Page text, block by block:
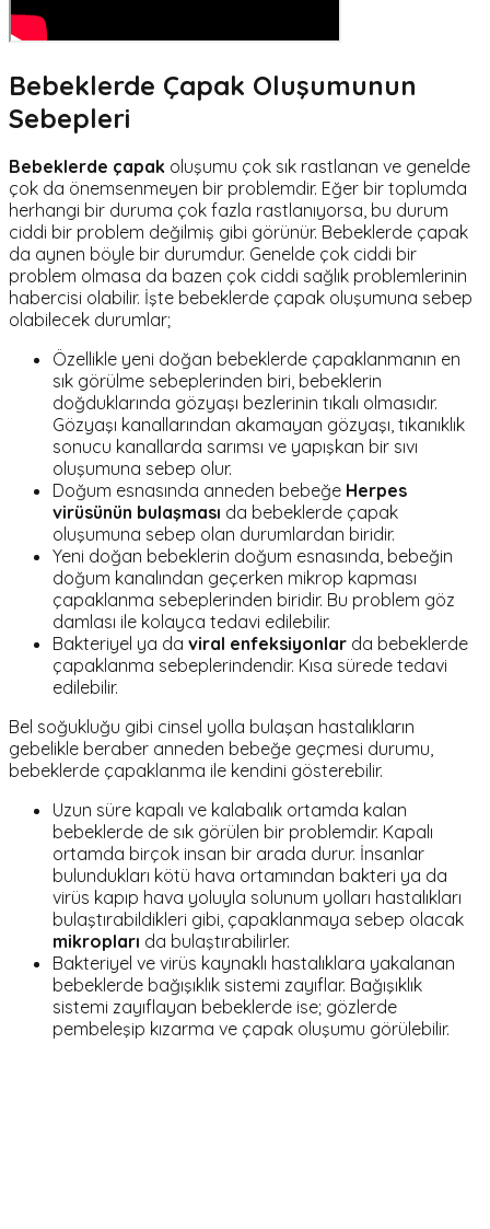
Bebeklerde Çapak Oluşumunun
Sebepleri
Bebeklerde çapak oluşumu çok sık rastlanan ve genelde
çok da önemsenmeyen bir problemdir. Eğer bir toplumda
herhangi bir duruma çok fazla rastlanıyorsa, bu durum
ciddi bir problem değilmiş gibi görünür. Bebeklerde çapak
da aynen böyle bir durumdur. Genelde çok ciddi bir
problem olmasa da bazen çok ciddi sağlık problemlerinin
habercisi olabilir. İşte bebeklerde çapak oluşumuna sebep
olabilecek durumlar;
Özellikle yeni doğan bebeklerde çapaklanmanın en
sık görülme sebeplerinden biri, bebeklerin
doğduklarında gözyaşı bezlerinin tıkalı olmasıdır.
Gözyaşı kanallarından akamayan gözyaşı, tıkanıklık
sonucu kanallarda sarımsı ve yapışkan bir sıvı
oluşumuna sebep olur.
Doğum esnasında anneden bebeğe Herpes
virüsünün bulaşması da bebeklerde çapak
oluşumuna sebep olan durumlardan biridir.
Yeni doğan bebeklerin doğum esnasında, bebeğin
doğum kanalından geçerken mikrop kapması
çapaklanma sebeplerinden biridir. Bu problem göz
damlası ile kolayca tedavi edilebilir.
Bakteriyel ya da viral enfeksiyonlar da bebeklerde
çapaklanma sebeplerindendir. Kısa sürede tedavi
edilebilir.
Bel soğukluğu gibi cinsel yolla bulaşan hastalıkların
gebelikle beraber anneden bebeğe geçmesi durumu,
bebeklerde çapaklanma ile kendini gösterebilir.
Uzun süre kapalı ve kalabalık ortamda kalan
bebeklerde de sık görülen bir problemdir. Kapalı
ortamda birçok insan bir arada durur. İnsanlar
bulundukları kötü hava ortamından bakteri ya da
virüs kapıp hava yoluyla solunum yolları hastalıkları
bulaştırabildikleri gibi, çapaklanmaya sebep olacak
mikropları da bulaştırabilirler.
Bakteriyel ve virüs kaynaklı hastalıklara yakalanan
bebeklerde bağışıklık sistemi zayıflar. Bağışıklık
sistemi zayıflayan bebeklerde ise; gözlerde
pembeleşip kızarma ve çapak oluşumu görülebilir.